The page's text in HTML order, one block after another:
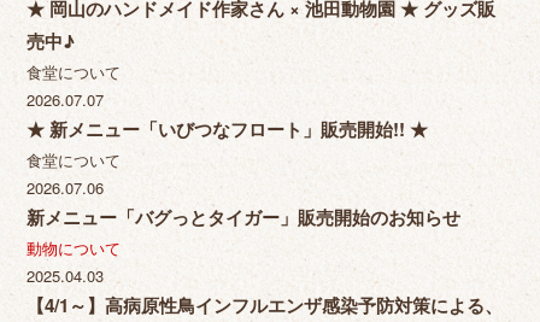
★ 岡山のハンドメイド作家さん × 池田動物園 ★ グッズ販
売中♪
食堂について
2026.07.07
★ 新メニュー「いびつなフロート」販売開始!! ★
食堂について
2026.07.06
新メニュー「バグっとタイガー」販売開始のお知らせ
動物について
2025.04.03
【4/1～】高病原性鳥インフルエンザ感染予防対策による、